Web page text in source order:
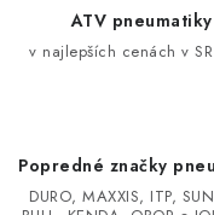
CAN AM
CF MOTO 800/850
ATV pneumatiky
v najlepších cenách v
Popredné značky
DURO, MAXXIS, ITP,